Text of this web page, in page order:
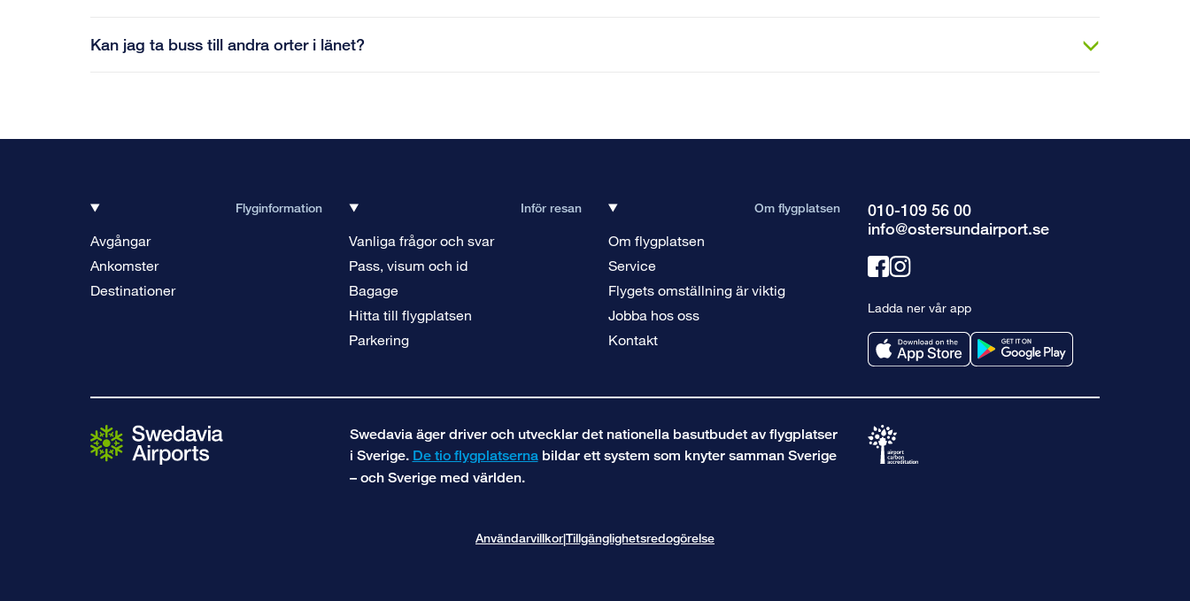
Kan jag ta buss till andra orter i länet?
Flyginformation
Avgångar
Ankomster
Destinationer
Inför resan
Vanliga frågor och svar
Pass, visum och id
Bagage
Hitta till flygplatsen
Parkering
Om flygplatsen
Om flygplatsen
Service
Flygets omställning är viktig
Jobba hos oss
Kontakt
010-109 56 00
info@ostersundairport.se
Länk
facebook
Länk
instagram
Ladda ner vår app
Swedavia äger driver och utvecklar det nationella basutbudet av flygplatser
i Sverige. De tio flygplatsernabildar ett system som knyter samman Sverige
– och Sverige med världen.
Användarvillkor|Tillgänglighetsredogörelse